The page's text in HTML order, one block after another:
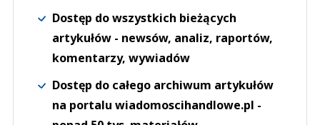
Dostęp do wszystkich bieżących
artykułów - newsów, analiz, raportów,
komentarzy, wywiadów
Dostęp do całego archiwum artykułów
na portalu wiadomoscihandlowe.pl -